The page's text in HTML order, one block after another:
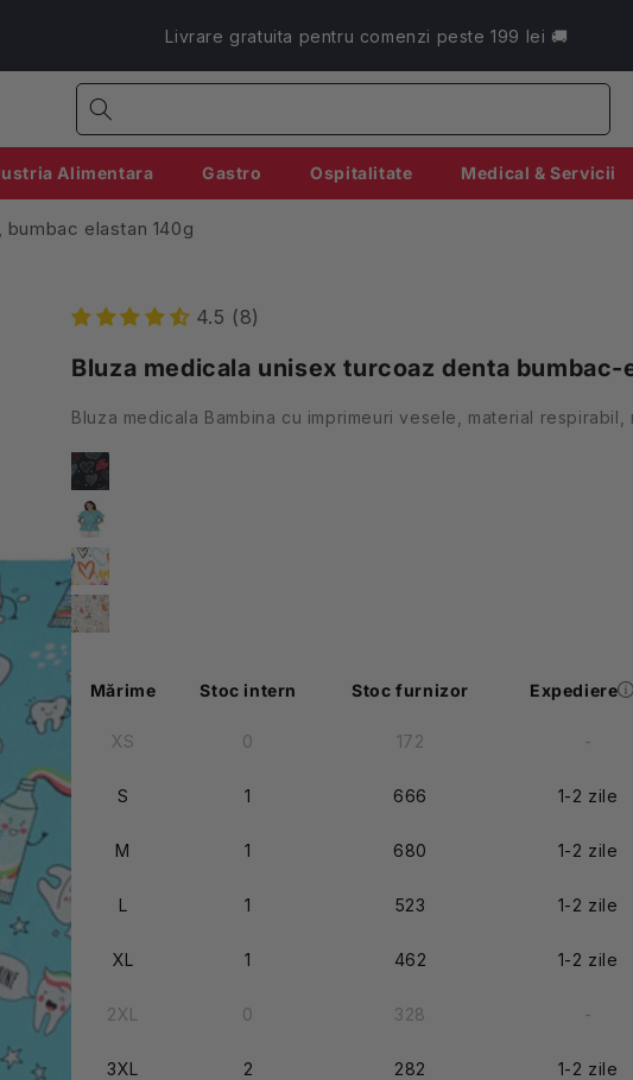
Livrare gratuita pentru comenzi peste 199 lei 🚚
Alimentara Gastro Ospitalitate Medical & Servicii
elastan 140g
4.5 (8)
Bluza medicala unisex turcoaz denta bumbac-
Bluza medicala Bambina cu imprimeuri vesele, material
Mărime Stoc intern Stoc furnizor Expediere
XS 0 172 -
S 1 666 1-2 zile
M 1 680 1-2 zile
L 1 523 1-2 zile
XL 1 462 1-2 zile
2XL 0 328 -
3XL 2 282 1-2 zile